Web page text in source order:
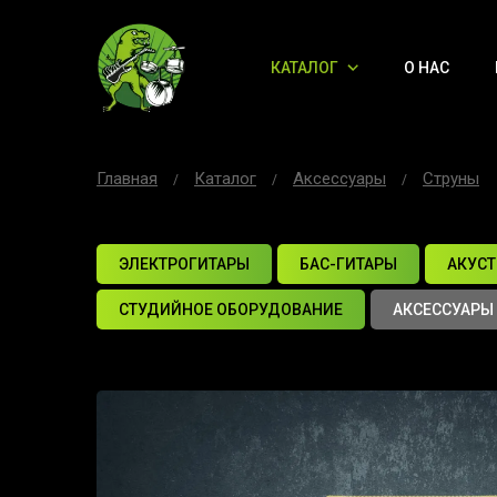
КАТАЛОГ О НАС
Главная Каталог Аксессуары Струны
ЭЛЕКТРОГИТАРЫ БАС-ГИТАРЫ
СТУДИЙНОЕ ОБОРУДОВАНИЕ АКСЕССУАРЫ